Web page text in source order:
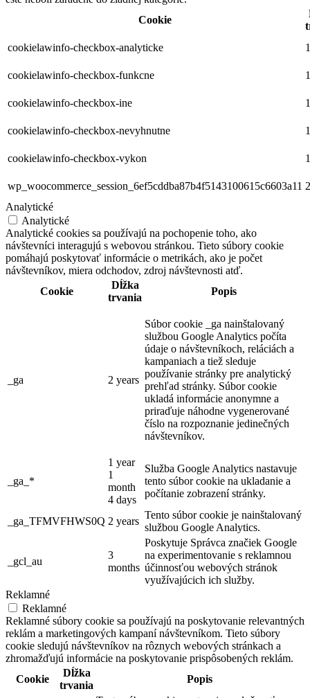
Cookie
cookielawinfo-checkbox-analyticke
cookielawinfo-checkbox-funkcne
cookielawinfo-checkbox-ine
cookielawinfo-checkbox-nevyhnutne
cookielawinfo-checkbox-vykon
wp_woocommerce_session_6ef5cddba87b4f5143100615c6603a11
Analytické
Analytické
Analytické cookies sa používajú na pochopenie toho, ako
návštevníci interagujú s webovou stránkou. Tieto súbory cookie
pomáhajú poskytovať informácie o metrikách, ako je počet
návštevníkov, miera odchodov, zdroj návštevnosti atď.
Cookie
Dĺžka
trvania
Popis
_ga 2 years
Súbor cookie _ga nainštalovaný
službou Google Analytics počíta
údaje o návštevníkoch, reláciách a
kampaniach a tiež sleduje
používanie stránky pre analytický
prehľad stránky. Súbor cookie
ukladá informácie anonymne a
priraďuje náhodne vygenerované
číslo na rozpoznanie jedinečných
návštevníkov.
_ga_*
1 year
1
month
4 days
Služba Google Analytics nastavuje
tento súbor cookie na ukladanie a
počítanie zobrazení stránky.
_ga_TFMVFHWS0Q 2 years
Tento súbor cookie je nainštalovaný
službou Google Analytics.
_gcl_au
3
months
Poskytuje Správca značiek Google
na experimentovanie s reklamnou
účinnosťou webových stránok
využívajúcich ich služby.
Reklamné
Reklamné
Reklamné súbory cookie sa používajú na poskytovanie relevantných
reklám a marketingových kampaní návštevníkom. Tieto súbory
cookie sledujú návštevníkov na rôznych webových stránkach a
zhromažďujú informácie na poskytovanie prispôsobených reklám.
Cookie
Dĺžka
trvania
Popis